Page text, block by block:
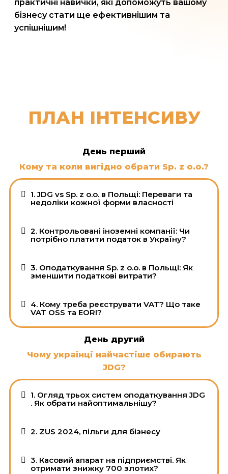
практичні навички, які допоможуть вашому
бізнесу стати ще ефективнішим та
успішнішим!
ПЛАН ІНТЕНСИВУ
День перший
Кому та коли вигідно обрати Sp. z o.o.?
1. JDG vs Sp. z o.o. в Польщі: Переваги та
недоліки кожної форми власності
2. Контрольовані іноземні компанії: Чи
потрібно платити податок в Україну?
3. Оподаткування Sp. z o.o. в Польщі: Як
зменшити податкові витрати?
4. Кому треба реєструвати VAT? Що таке
VAT OSS та EORI?
День другий
Чому українці найчастіше обирають
JDG?
1. Огляд трьох систем оподаткування JDG
. Як обрати найоптимальнішу?
2. ZUS 2024, пільги для бізнесу
3. Касовий апарат на підприємстві. Як
отримати знижку 700 злотих?